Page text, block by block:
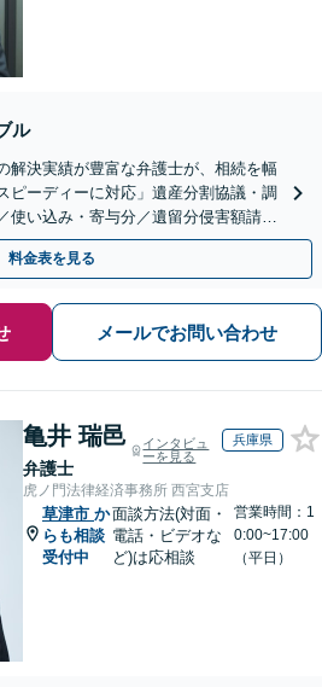
ル
解決実績が豊富な弁護士が、相続を幅
ピーディーに対応」遺産分割協議・調
使い込み・寄与分／遺留分侵害額請求
言書作成
料金表を見る
メールでお問い合わせ
亀井 瑞邑
弁護士
インタビュ
ーを見る
兵庫県
虎ノ門法律経済事務所 西宮支店
草津市 か
らも相談
受付中
面談方法(対面・
電話・ビデオな
ど)は応相談
営業時間：1
0:00~17:00
（平日）